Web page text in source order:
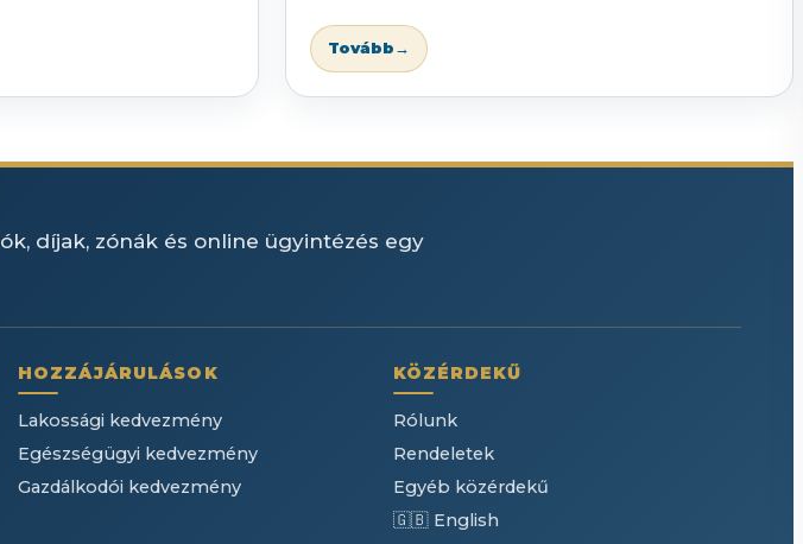
Tovább→
díjak, zónák és online ügyintézés egy
HOZZÁJÁRULÁSOK
Lakossági kedvezmény
Egészségügyi kedvezmény
Gazdálkodói kedvezmény
KÖZÉRDEKŰ
Rólunk
Rendeletek
Egyéb közérdekű
🇬🇧 English